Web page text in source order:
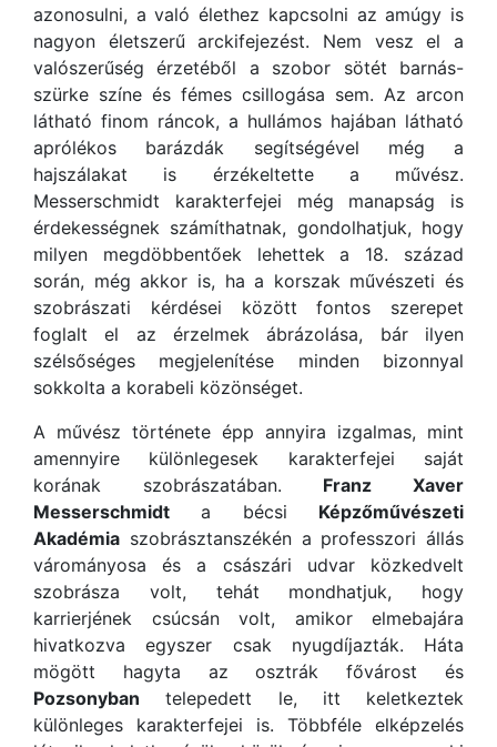
azonosulni, a való élethez kapcsolni az amúgy is
nagyon életszerű arckifejezést. Nem vesz el a
valószerűség érzetéből a szobor sötét barnás-
szürke színe és fémes csillogása sem. Az arcon
látható finom ráncok, a hullámos hajában látható
aprólékos barázdák segítségével még a
hajszálakat is érzékeltette a művész.
Messerschmidt karakterfejei még manapság is
érdekességnek számíthatnak, gondolhatjuk, hogy
milyen megdöbbentőek lehettek a 18. század
során, még akkor is, ha a korszak művészeti és
szobrászati kérdései között fontos szerepet
foglalt el az érzelmek ábrázolása, bár ilyen
szélsőséges megjelenítése minden bizonnyal
sokkolta a korabeli közönséget.
A művész története épp annyira izgalmas, mint
amennyire különlegesek karakterfejei saját
korának szobrászatában. Franz Xaver
Messerschmidt a bécsi Képzőművészeti
Akadémia szobrásztanszékén a professzori állás
várományosa és a császári udvar közkedvelt
szobrásza volt, tehát mondhatjuk, hogy
karrierjének csúcsán volt, amikor elmebajára
hivatkozva egyszer csak nyugdíjazták. Háta
mögött hagyta az osztrák fővárost és
Pozsonyban telepedett le, itt keletkeztek
különleges karakterfejei is. Többféle elképzelés